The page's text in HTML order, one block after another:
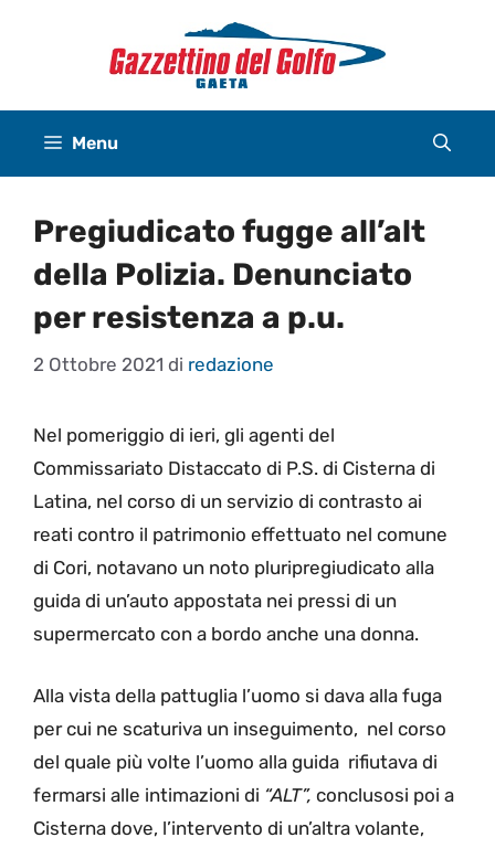
Menu
Pregiudicato fugge all’alt
della Polizia. Denunciato
per resistenza a p.u.
2 Ottobre 2021 di redazione
Nel pomeriggio di ieri, gli agenti del
Commissariato Distaccato di P.S. di Cisterna di
Latina, nel corso di un servizio di contrasto ai
reati contro il patrimonio effettuato nel comune
di Cori, notavano un noto pluripregiudicato alla
guida di un’auto appostata nei pressi di un
supermercato con a bordo anche una donna.
Alla vista della pattuglia l’uomo si dava alla fuga
per cui ne scaturiva un inseguimento, nel corso
del quale più volte l’uomo alla guida rifiutava di
fermarsi alle intimazioni di “ALT”, conclusosi poi a
Cisterna dove, l’intervento di un’altra volante,